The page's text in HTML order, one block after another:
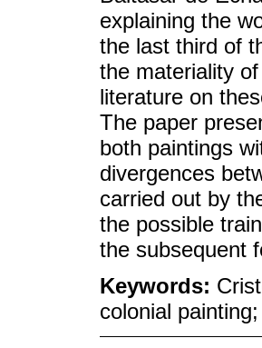
explaining the
the last third of
the materiality
literature on
The paper
both paintings
divergences
carried out by
the possible
the subsequent
Keywords:
colonial